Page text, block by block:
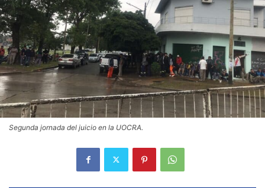
Segunda jornada del juicio en la UOCRA.